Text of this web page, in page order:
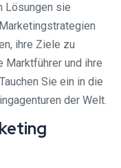
Lösungen sie
ihre Ziele zu
Marktführer und ihre
Sie ein in die
der Welt.